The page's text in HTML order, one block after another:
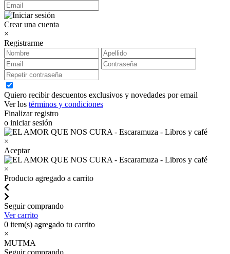
Crear una cuenta
×
Registrarme
Quiero recibir descuentos exclusivos y novedades por email
Ver los términos y condiciones
Finalizar registro
o iniciar sesión
×
Aceptar
×
Producto agregado a carrito
Seguir comprando
Ver carrito
0 item(s) agregado tu carrito
×
MUTMA
Seguir comprando